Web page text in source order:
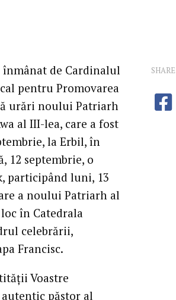
de Cardinalul
pentru Promovarea
urări noului Patriarh
al III-lea, care a fost
la Erbil, în
12 septembrie, o
participând luni, 13
a noului Patriarh al
în Catedrala
celebrării,
Francisc.
Voastre
păstor al
SHARE